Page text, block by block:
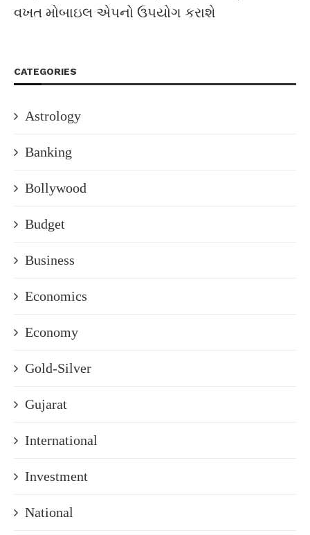
વખત મોબાઇલ એપનો ઉપયોગ કરાશે
CATEGORIES
Astrology
Banking
Bollywood
Budget
Business
Economics
Economy
Gold-Silver
Gujarat
International
Investment
National